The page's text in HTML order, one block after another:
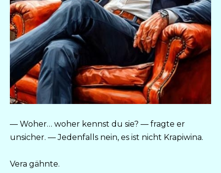
— Woher… woher kennst du sie? — fragte er
unsicher. — Jedenfalls nein, es ist nicht Krapiwina.
Vera gähnte.